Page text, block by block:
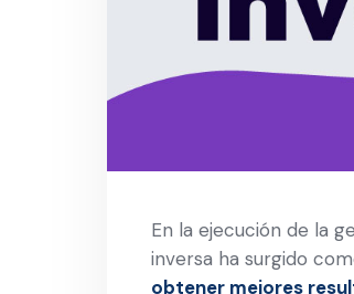
En la ejecución de la
inversa ha surgido
obtener mejores